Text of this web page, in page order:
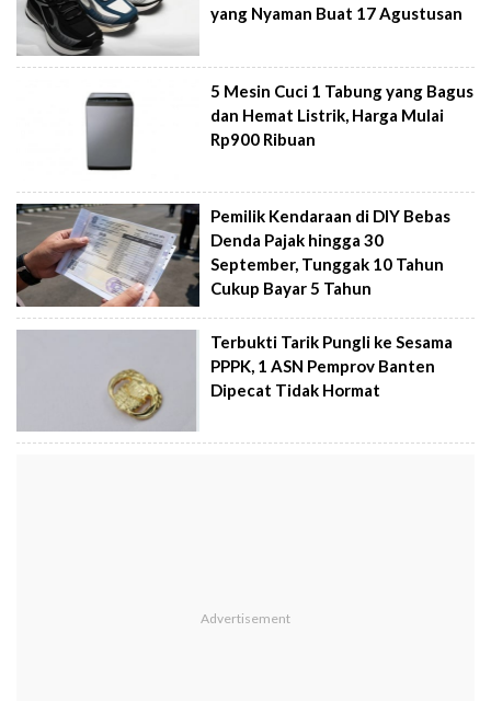
yang Nyaman Buat 17 Agustusan
5 Mesin Cuci 1 Tabung yang Bagus
dan Hemat Listrik, Harga Mulai
Rp900 Ribuan
Pemilik Kendaraan di DIY Bebas
Denda Pajak hingga 30
September, Tunggak 10 Tahun
Cukup Bayar 5 Tahun
Terbukti Tarik Pungli ke Sesama
PPPK, 1 ASN Pemprov Banten
Dipecat Tidak Hormat